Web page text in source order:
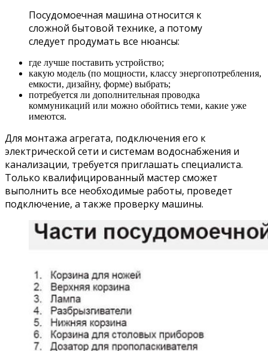
Посудомоечная машина относится к
сложной бытовой технике, а потому
следует продумать все нюансы:
где лучше поставить устройство;
какую модель (по мощности, классу энергопотребления,
емкости, дизайну, форме) выбрать;
потребуется ли дополнительная проводка
коммуникаций или можно обойтись теми, какие уже
имеются.
Для монтажа агрегата, подключения его к
электрической сети и системам водоснабжения и
канализации, требуется приглашать специалиста.
Только квалифицированный мастер сможет
выполнить все необходимые работы, проведет
подключение, а также проверку машины.